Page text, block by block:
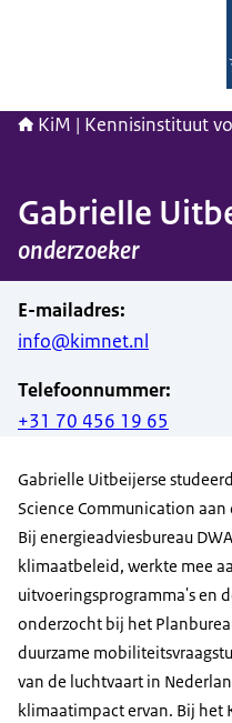
KiM | Kennisinstituut
Gabrielle
onderzoeker
E-mailadres:
info@kimnet.nl
Telefoonnummer:
+31 70 456 19 65
Gabrielle Uitbeijerse
Science Communication
Bij energieadviesbureau
klimaatbeleid, werkte mee
uitvoeringsprogramma's en
onderzocht bij het
duurzame
van de luchtvaart in
klimaatimpact ervan. Bij het